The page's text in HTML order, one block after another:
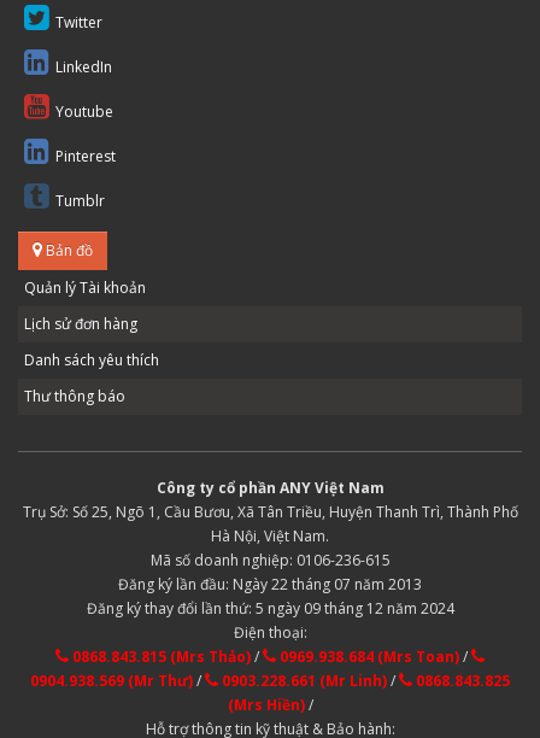
Twitter
LinkedIn
Youtube
Pinterest
Tumblr
Bản đồ
Quản lý Tài khoản
Lịch sử đơn hàng
Danh sách yêu thích
Thư thông báo
Công ty cổ phần ANY Việt Nam
Trụ Sở: Số 25, Ngõ 1, Cầu Bươu, Xã Tân Triều, Huyện Thanh Trì, Thành Phố
Hà Nội, Việt Nam.
Mã số doanh nghiệp: 0106-236-615
Đăng ký lần đầu: Ngày 22 tháng 07 năm 2013
Đăng ký thay đổi lần thứ: 5 ngày 09 tháng 12 năm 2024
Điện thoại:
0868.843.815 (Mrs Thảo)/ 0969.938.684 (Mrs Toan)/
0904.938.569 (Mr Thư)/ 0903.228.661 (Mr Linh)/
0868.843.825
(Mrs Hiền)/
Hỗ trợ thông tin kỹ thuật & Bảo hành: